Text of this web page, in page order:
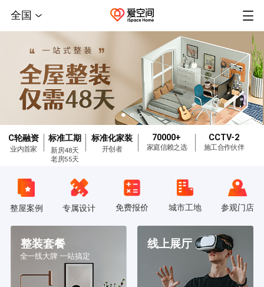
全国
C轮融资
业内首家
标准工期
新房48天
老房55天
标准化家装
开创者
70000+
家庭信赖之选
CCTV-2
施工合作伙伴
整屋案例 专属设计 免费报价 城市工地 参观门店
整装套餐
全一线大牌 一站搞定
线上展厅